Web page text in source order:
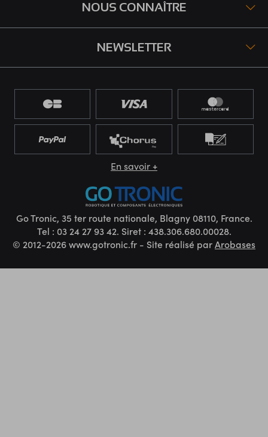
NOUS CONNAÎTRE
NEWSLETTER
En savoir +
Go Tronic, 35 ter route nationale, Blagny 08110, France.
Tel : 03 24 27 93 42. Siret : 438.306.680.00028.
© 2012-2026 www.gotronic.fr - Site réalisé parArobases